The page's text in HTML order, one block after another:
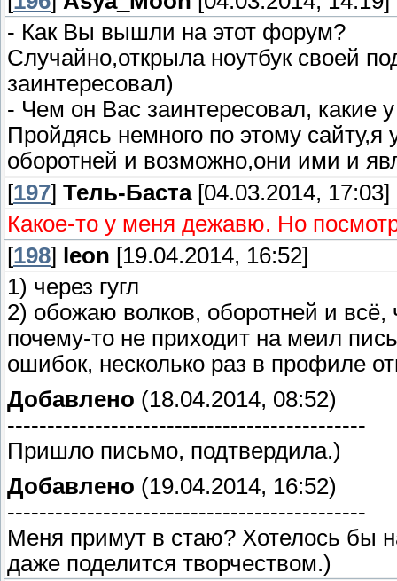
- Как Вы вышли на этот форум?
Случайно,открыла ноутбук своей
заинтересовал)
- Чем он Вас заинтересовал, какие
Пройдясь немного по этому
оборотней и возможно,они ими и
[197] Тель-Баста[04.03.2014, 17:03]
Какое-то у меня дежавю. Но
[198] leon [19.04.2014, 16:52]
1) через гугл
2) обожаю волков, оборотней и всё,
почему-то не приходит на меил
ошибок, несколько раз в профиле
Добавлено (18.04.2014, 08:52)
---------------------------------------------
Пришло письмо, подтвердила.)
Добавлено (19.04.2014, 16:52)
---------------------------------------------
Меня примут в стаю? Хотелось бы
даже поделится творчеством.)